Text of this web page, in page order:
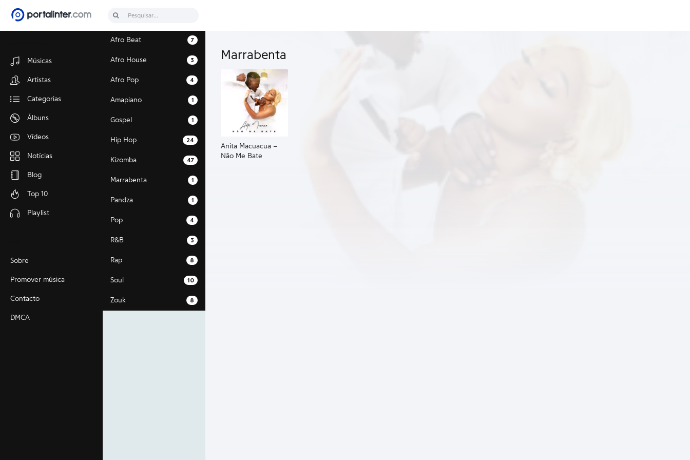
Músicas
Artistas
Categorias
Álbuns
Vídeos
Notícias
Blog
Top 10
Playlist
Sobre
Promover música
Contacto
DMCA
7
Afro Beat
3
Afro House
4
Afro Pop
1
Amapiano
1
Gospel
24
Hip Hop
47
Kizomba
1
Marrabenta
1
Pandza
4
Pop
3
R&B
8
Rap
10
Soul
8
Zouk
Marrabenta
Anita Macuacua –
Não Me Bate